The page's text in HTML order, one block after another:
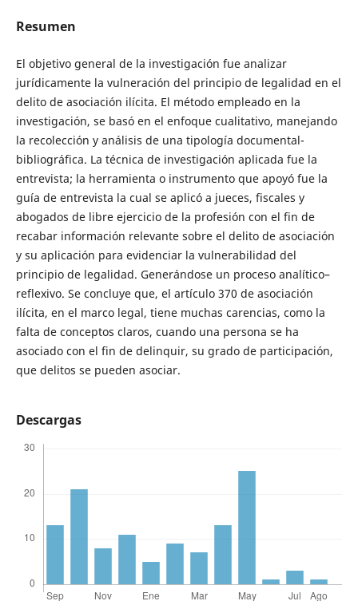
Resumen
El objetivo general de la investigación fue analizar
jurídicamente la vulneración del principio de legalidad en el
delito de asociación ilícita. El método empleado en la
investigación, se basó en el enfoque cualitativo, manejando
la recolección y análisis de una tipología documental-
bibliográfica. La técnica de investigación aplicada fue la
entrevista; la herramienta o instrumento que apoyó fue la
guía de entrevista la cual se aplicó a jueces, fiscales y
abogados de libre ejercicio de la profesión con el fin de
recabar información relevante sobre el delito de asociación
y su aplicación para evidenciar la vulnerabilidad del
principio de legalidad. Generándose un proceso analítico–
reflexivo. Se concluye que, el artículo 370 de asociación
ilícita, en el marco legal, tiene muchas carencias, como la
falta de conceptos claros, cuando una persona se ha
asociado con el fin de delinquir, su grado de participación,
que delitos se pueden asociar.
Descargas